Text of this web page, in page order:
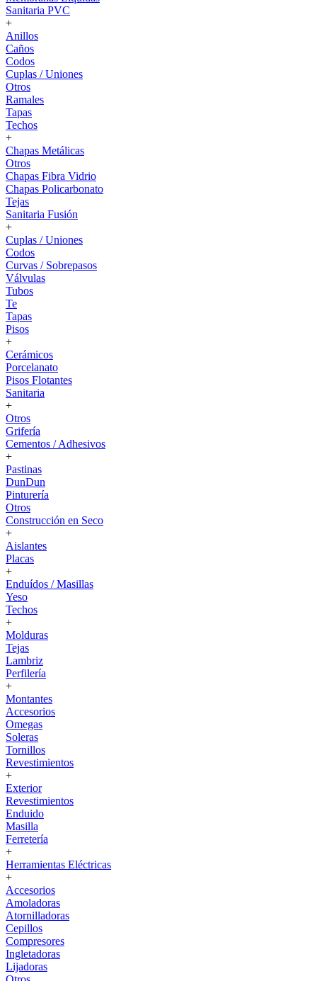
Sanitaria PVC
+
Anillos
Caños
Codos
Cuplas / Uniones
Otros
Ramales
Tapas
Techos
+
Chapas Metálicas
Otros
Chapas Fibra Vidrio
Chapas Policarbonato
Tejas
Sanitaria Fusión
+
Cuplas / Uniones
Codos
Curvas / Sobrepasos
Válvulas
Tubos
Te
Tapas
Pisos
+
Cerámicos
Porcelanato
Pisos Flotantes
Sanitaria
+
Otros
Grifería
Cementos / Adhesivos
+
Pastinas
DunDun
Pinturería
Otros
Construcción en Seco
+
Aislantes
Placas
+
Enduídos / Masillas
Yeso
Techos
+
Molduras
Tejas
Lambriz
Perfilería
+
Montantes
Accesorios
Omegas
Soleras
Tornillos
Revestimientos
+
Exterior
Revestimientos
Enduido
Masilla
Ferretería
+
Herramientas Eléctricas
+
Accesorios
Amoladoras
Atornilladoras
Cepillos
Compresores
Ingletadoras
Lijadoras